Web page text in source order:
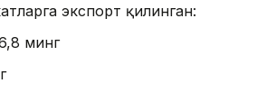
экспорт қилинган:
минг